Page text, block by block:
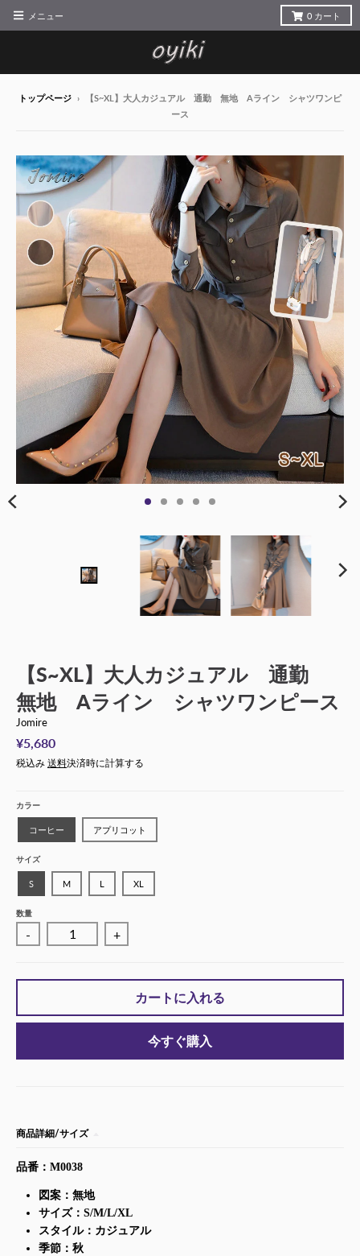
メニュー 0 カート
トップページ ›
【S~XL】大人カジュアル 通勤 無地 Aライン シャツワンピ
ース
【S~XL】大人カジュアル 通勤
無地 Aライン シャツワンピース
Jomire
¥5,680
税込み 送料決済時に計算する
カラー
コーヒー アプリコット
サイズ
S M L XL
数量
- +
カートに入れる
今すぐ購入
商品詳細/サイズ
品番：M0038
図案：無地
サイズ：S/M/L/XL
スタイル：カジュアル
季節：秋